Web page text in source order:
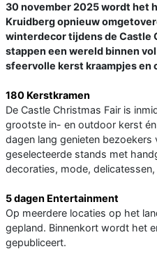
30 november 2025 wordt het
Kruidberg opnieuw
winterdecor tijdens de Castle
stappen een wereld binnen
sfeervolle kerst kraampjes en
180 Kerstkramen
De Castle Christmas Fair is
grootste in- en outdoor kerst
dagen lang genieten
geselecteerde stands met
decoraties, mode,
5 dagen Entertainment
Op meerdere locaties op het
gepland. Binnenkort wordt het
gepubliceert.